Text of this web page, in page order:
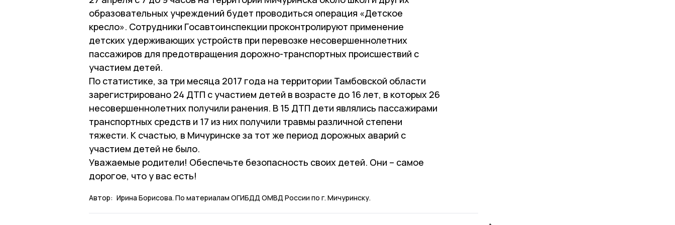
образовательных учреждений будет проводиться операция «Детское
кресло». Сотрудники Госавтоинспекции проконтролируют применение
детских удерживающих устройств при перевозке несовершеннолетних
пассажиров для предотвращения дорожно-транспортных происшествий с
участием детей.
По статистике, за три месяца 2017 года на территории Тамбовской области
зарегистрировано 24 ДТП с участием детей в возрасте до 16 лет, в которых 26
несовершеннолетних получили ранения. В 15 ДТП дети являлись пассажирами
транспортных средств и 17 из них получили травмы различной степени
тяжести. К счастью, в Мичуринске за тот же период дорожных аварий с
участием детей не было.
Уважаемые родители! Обеспечьте безопасность своих детей. Они – самое
дорогое, что у вас есть!
Автор: Ирина Борисова. По материалам ОГИБДД ОМВД России по г. Мичуринску.